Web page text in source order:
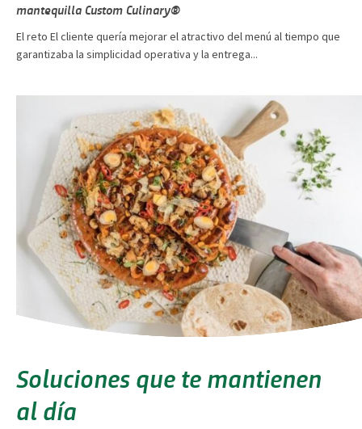
mantequilla Custom Culinary®
El reto El cliente quería mejorar el atractivo del menú al tiempo que
garantizaba la simplicidad operativa y la entrega...
Soluciones que te mantienen
al día